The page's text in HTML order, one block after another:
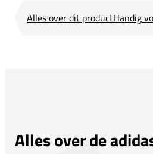
Alles over dit productHandig
Alles over de